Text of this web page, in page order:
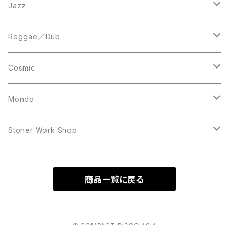
LP
Acetate Press
10inch
LP
12inch
LP
Jazz
LP
12inch
Reggae／Dub
LP
12inch
Cosmic
12inch
LP
Mondo
LP
Stoner Work Shop
商品一覧に戻る